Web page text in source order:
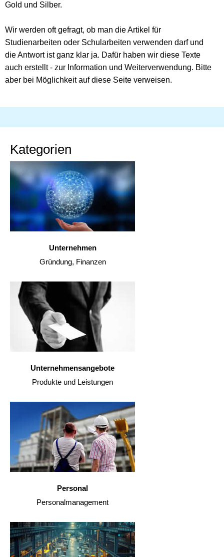
Gold und Silber.
Wir werden oft gefragt, ob man die Artikel für
Studienarbeiten oder Schularbeiten verwenden darf und
die Antwort ist ganz klar ja. Dafür haben wir diese Texte
auch erstellt - zur Information und Weiterverwendung. Bitte
aber bei Möglichkeit auf diese Seite verweisen.
Kategorien
Unternehmen
Gründung, Finanzen
Unternehmensangebote
Produkte und Leistungen
Personal
Personalmanagement